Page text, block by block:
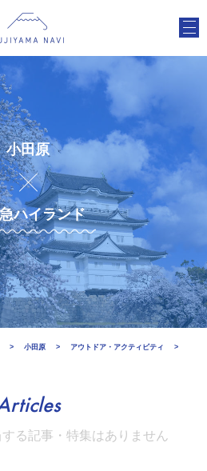
小田原
ハイランド
小田原
アウトドア・アクティビティ
る記事・特集はありません